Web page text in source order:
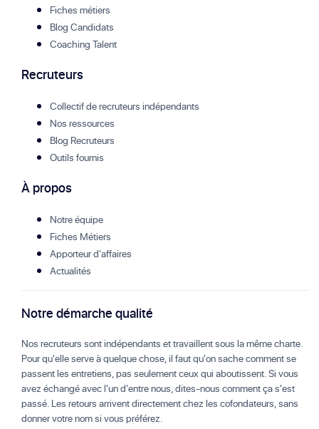
Fiches métiers
Blog Candidats
Coaching Talent
Recruteurs
Collectif de recruteurs indépendants
Nos ressources
Blog Recruteurs
Outils fournis
À propos
Notre équipe
Fiches Métiers
Apporteur d'affaires
Actualités
Notre démarche qualité
Nos recruteurs sont indépendants et travaillent sous la même charte.
Pour qu'elle serve à quelque chose, il faut qu'on sache comment se
passent les entretiens, pas seulement ceux qui aboutissent. Si vous
avez échangé avec l'un d'entre nous, dites-nous comment ça s'est
passé. Les retours arrivent directement chez les cofondateurs, sans
donner votre nom si vous préférez.